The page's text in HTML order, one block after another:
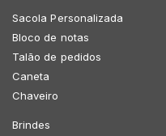
Sacola Personalizada
Bloco de notas
Talão de pedidos
Caneta
Chaveiro
Brindes